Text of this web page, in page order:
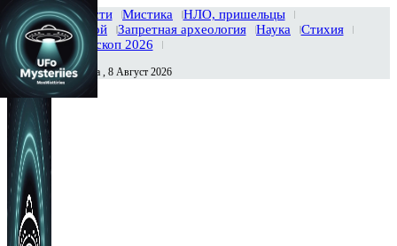
Главная Новости Мистика
НЛО, пришельцы
Тайны вселенной
Запретная археология Наука
Стихия
История
Гороскоп 2026
Сегодня Суббота , 8 Август 2026